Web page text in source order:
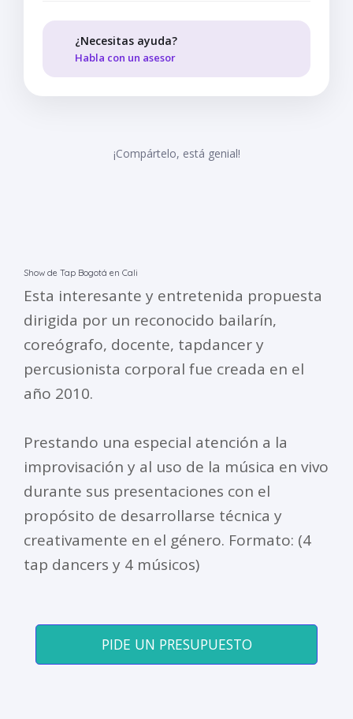
¿Necesitas ayuda?
Habla con un asesor
¡Compártelo, está genial!
Show de Tap Bogotá en Cali
Esta interesante y entretenida propuesta
dirigida por un reconocido bailarín,
coreógrafo, docente, tapdancer y
percusionista corporal fue creada en el
año 2010.
Prestando una especial atención a la
improvisación y al uso de la música en vivo
durante sus presentaciones con el
propósito de desarrollarse técnica y
creativamente en el género. Formato: (4
tap dancers y 4 músicos)
PIDE UN PRESUPUESTO